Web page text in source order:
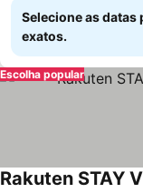
Selecione as datas
exatos.
Escolha popular
Rakuten STAY